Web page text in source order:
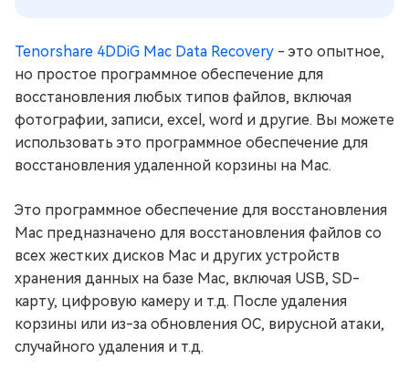
Tenorshare 4DDiG Mac Data Recovery - это опытное,
но простое программное обеспечение для
восстановления любых типов файлов, включая
фотографии, записи, excel, word и другие. Вы можете
использовать это программное обеспечение для
восстановления удаленной корзины на Mac.
Это программное обеспечение для восстановления
Mac предназначено для восстановления файлов со
всех жестких дисков Mac и других устройств
хранения данных на базе Mac, включая USB, SD-
карту, цифровую камеру и т.д. После удаления
корзины или из-за обновления ОС, вирусной атаки,
случайного удаления и т.д.